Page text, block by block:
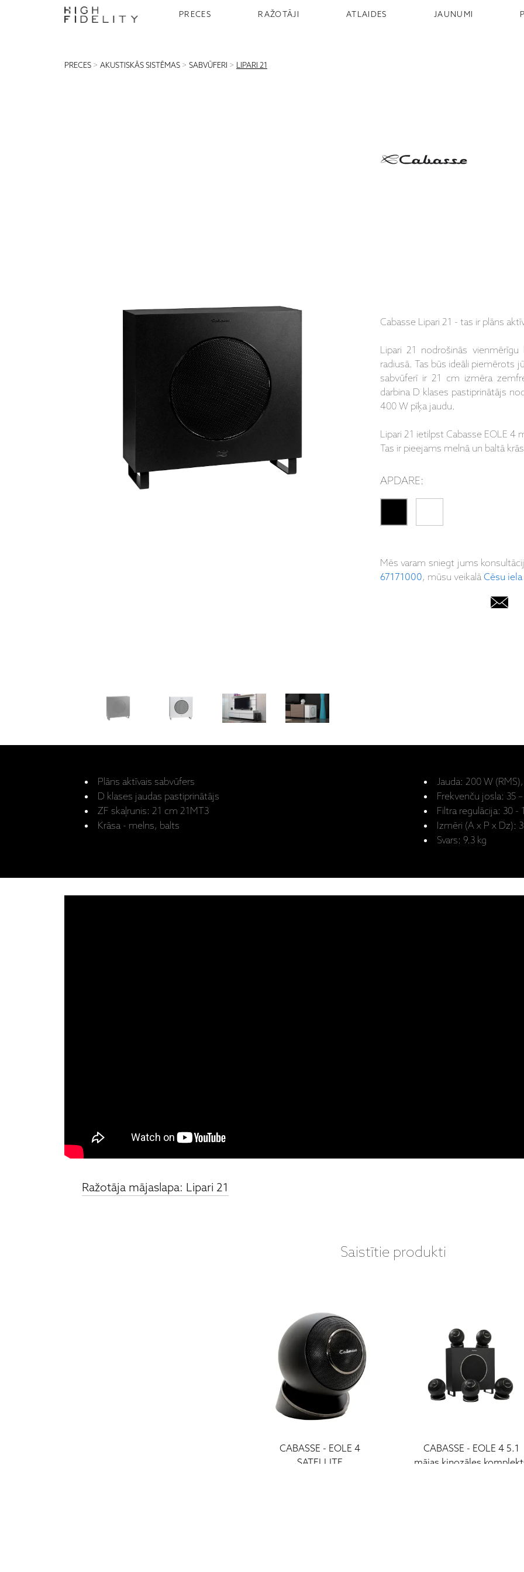
PRECES RAŽOTĀJI ATLAIDES JAUNUMI
PRECES > AKUSTISKĀS SISTĒMAS > SABVŪFERI > LIPARI 21
Cabasse Lipari 21 - tas ir plāns
Lipari 21 nodrošinās vienmērīgu
radiusā. Tas būs ideāli piemērots
sabvūferī ir 21 cm izmēra
darbina D klases pastiprinātājs
400 W pīķa jaudu.
Lipari 21 ietilpst Cabasse EOLE 4
Tas ir pieejams melnā un baltā
APDARE:
Mēs varam sniegt jums
67171000, mūsu veikalāCēsu
Plāns aktīvais sabvūfers
D klases jaudas pastiprinātājs
ZF skaļrunis: 21 cm 21MT3
Krāsa - melns, balts
Jauda: 200 W
Frekvenču josla: 35
Filtra regulācija: 30 -
Izmēri (A x P x Dz):
Svars: 9.3 kg
Ražotāja mājaslapa: Lipari 21
Saistītie produkti
CABASSE - EOLE 4
SATELLITE
CABASSE - EOLE 4 5.1
mājas kinozāles